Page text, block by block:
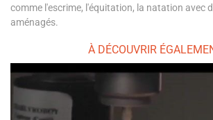
comme l'escrime, l'équitation, la natation avec
aménagés.
À DÉCOUVRIR